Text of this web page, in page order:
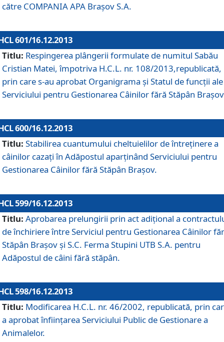
către COMPANIA APA Braşov S.A.
601/16.12.2013
Titlu: Respingerea plângerii formulate de numitul Sabău
Cristian Matei, împotriva H.C.L. nr. 108/2013,republicată,
prin care s-au aprobat Organigrama şi Statul de funcţii ale
Serviciului pentru Gestionarea Câinilor fără Stăpân
600/16.12.2013
Titlu: Stabilirea cuantumului cheltuielilor de întreţinere a
câinilor cazaţi în Adăpostul aparţinând Serviciului pentru
Gestionarea Câinilor fără Stăpân Braşov.
599/16.12.2013
Titlu: Aprobarea prelungirii prin act adiţional a
de închiriere între Serviciul pentru Gestionarea Câinilor
Stăpân Braşov şi S.C. Ferma Stupini UTB S.A. pentru
Adăpostul de câini fără stăpân.
598/16.12.2013
Titlu: Modificarea H.C.L. nr. 46/2002, republicată, prin
a aprobat înfiinţarea Serviciului Public de Gestionare a
Animalelor.